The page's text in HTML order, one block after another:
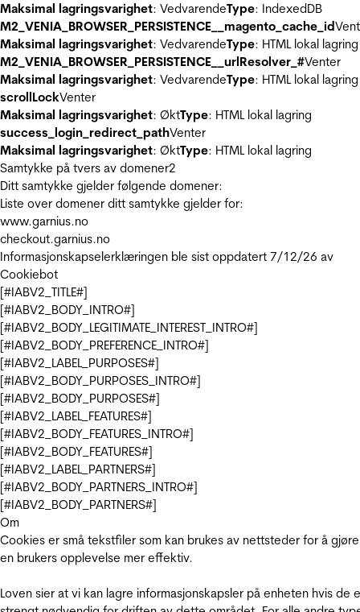
Maksimal lagringsvarighet: VedvarendeType: IndexedDB
M2_VENIA_BROWSER_PERSISTENCE__magento_cache_id
Maksimal lagringsvarighet: VedvarendeType: HTML lokal lagring
M2_VENIA_BROWSER_PERSISTENCE__urlResolver_#Venter
Maksimal lagringsvarighet: VedvarendeType: HTML lokal lagring
scrollLockVenter
Maksimal lagringsvarighet: ØktType: HTML lokal lagring
success_login_redirect_pathVenter
Maksimal lagringsvarighet: ØktType: HTML lokal lagring
Samtykke på tvers av domener2
Ditt samtykke gjelder følgende domener:
Liste over domener ditt samtykke gjelder for:
www.garnius.no
checkout.garnius.no
Informasjonskapselerklæringen ble sist oppdatert 7/12/26 av
Cookiebot
[#IABV2_TITLE#]
[#IABV2_BODY_INTRO#]
[#IABV2_BODY_LEGITIMATE_INTEREST_INTRO#]
[#IABV2_BODY_PREFERENCE_INTRO#]
[#IABV2_LABEL_PURPOSES#]
[#IABV2_BODY_PURPOSES_INTRO#]
[#IABV2_BODY_PURPOSES#]
[#IABV2_LABEL_FEATURES#]
[#IABV2_BODY_FEATURES_INTRO#]
[#IABV2_BODY_FEATURES#]
[#IABV2_LABEL_PARTNERS#]
[#IABV2_BODY_PARTNERS_INTRO#]
[#IABV2_BODY_PARTNERS#]
Om
Cookies er små tekstfiler som kan brukes av nettsteder for å gjøre
en brukers opplevelse mer effektiv.
Loven sier at vi kan lagre informasjonskapsler på enheten hvis de